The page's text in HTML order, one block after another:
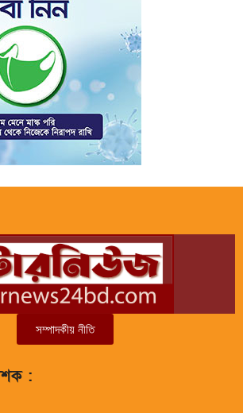
সম্পাদকীয় নীতি
: